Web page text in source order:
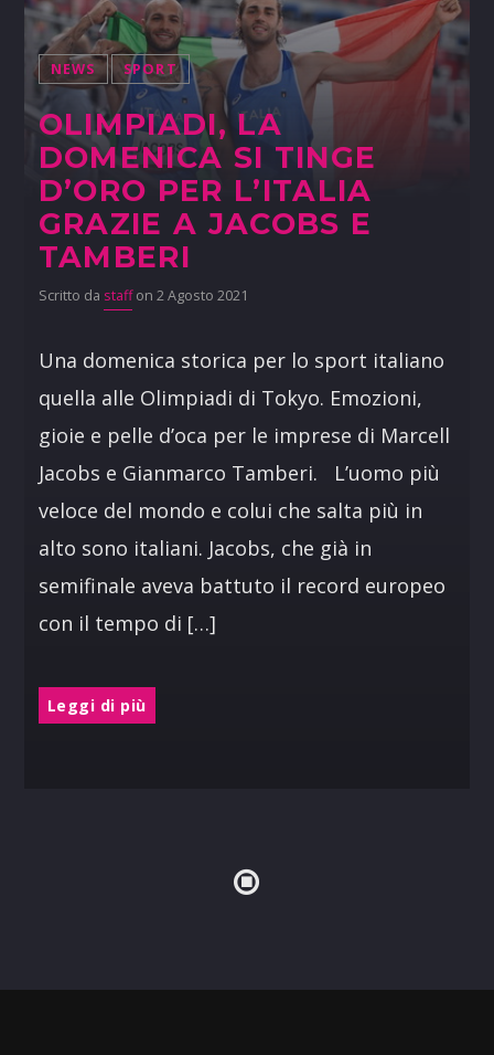
NEWS SPORT
OLIMPIADI, LA
DOMENICA SI TINGE
D’ORO PER L’ITALIA
GRAZIE A JACOBS E
TAMBERI
Scritto da staffon 2 Agosto 2021
Una domenica storica per lo sport italiano
quella alle Olimpiadi di Tokyo. Emozioni,
gioie e pelle d’oca per le imprese di Marcell
Jacobs e Gianmarco Tamberi. L’uomo più
veloce del mondo e colui che salta più in
alto sono italiani. Jacobs, che già in
semifinale aveva battuto il record europeo
con il tempo di […]
Leggi di più